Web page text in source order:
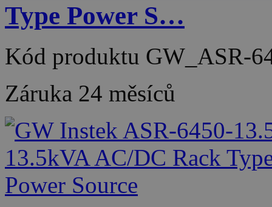
Type Power S…
Kód produktu GW_ASR-
Záruka 24 měsíců